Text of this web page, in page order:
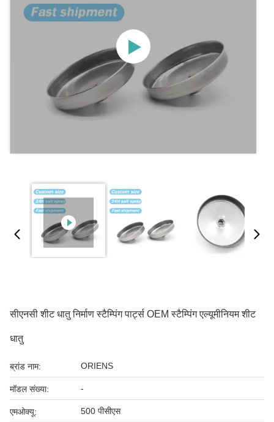
सीएनसी शीट धातु निर्माण स्टैम्पिंग पार्ट्स OEM स्टैम्पिंग एल्यूमीनियम शीट
धातु
ब्रांड नाम: ORIENS
मॉडल संख्या: -
एमओक्यू: 500 पीसीएस